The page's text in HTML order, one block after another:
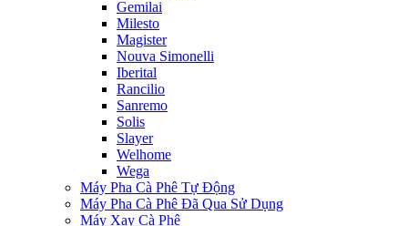
Gemilai
Milesto
Magister
Nouva Simonelli
Iberital
Rancilio
Sanremo
Solis
Slayer
Welhome
Wega
Máy Pha Cà Phê Tự Động
Máy Pha Cà Phê Đã Qua Sử Dụng
Máy Xay Cà Phê